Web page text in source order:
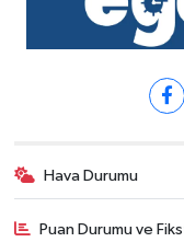
Hava Durumu
Puan Durumu ve